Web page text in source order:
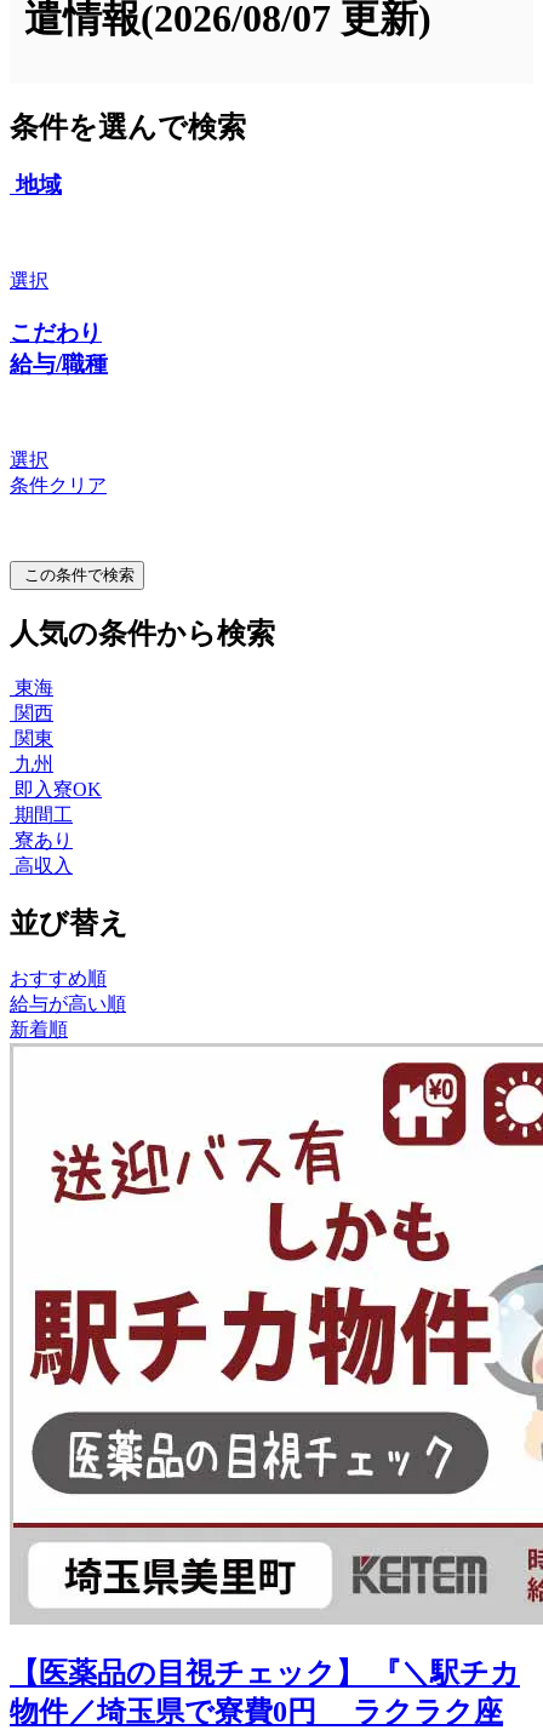
遣情報(2026/08/07 更新)
条件を選んで検索
地域
選択
こだわり
給与/職種
選択
条件クリア
この条件で検索
人気の条件から検索
東海
関西
関東
九州
即入寮OK
期間工
寮あり
高収入
並び替え
おすすめ順
給与が高い順
新着順
【医薬品の目視チェック】 『＼駅チカ
物件／埼玉県で寮費0円 ラクラク座